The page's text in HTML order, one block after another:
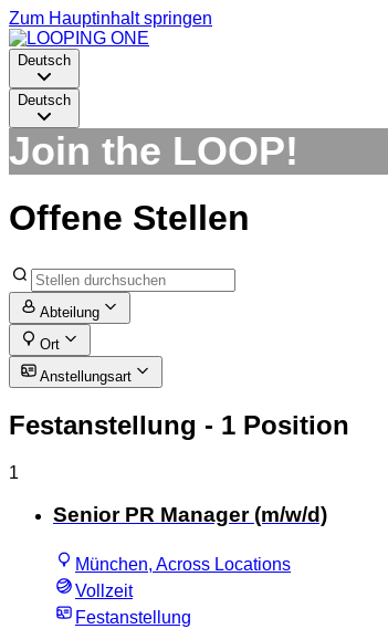
Zum Hauptinhalt springen
Deutsch
Deutsch
Join the LOOP!
Offene Stellen
Abteilung
Ort
Anstellungsart
Festanstellung - 1 Position
1
Senior PR Manager (m/w/d)
München, Across Locations
Vollzeit
Festanstellung